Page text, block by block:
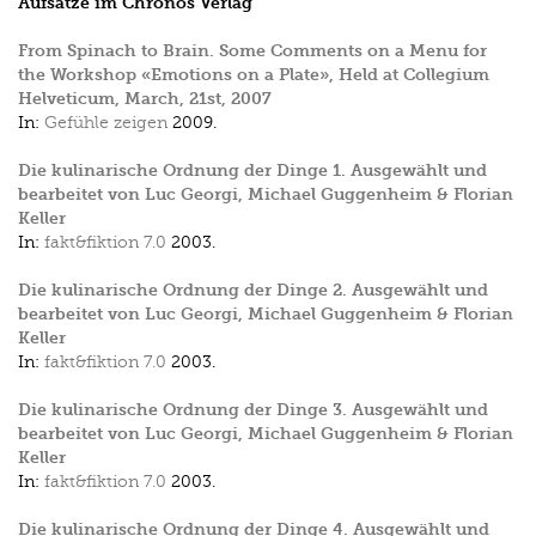
From Spinach to Brain. Some Comments on a Menu for
the Workshop «Emotions on a Plate», Held at Collegium
Helveticum, March, 21st, 2007
In: Gefühle zeigen 2009.
Die kulinarische Ordnung der Dinge 1. Ausgewählt und
bearbeitet von Luc Georgi, Michael Guggenheim & Florian
Keller
In: fakt&fiktion 7.0 2003.
Die kulinarische Ordnung der Dinge 2. Ausgewählt und
bearbeitet von Luc Georgi, Michael Guggenheim & Florian
Keller
In: fakt&fiktion 7.0 2003.
Die kulinarische Ordnung der Dinge 3. Ausgewählt und
bearbeitet von Luc Georgi, Michael Guggenheim & Florian
Keller
In: fakt&fiktion 7.0 2003.
Die kulinarische Ordnung der Dinge 4. Ausgewählt und